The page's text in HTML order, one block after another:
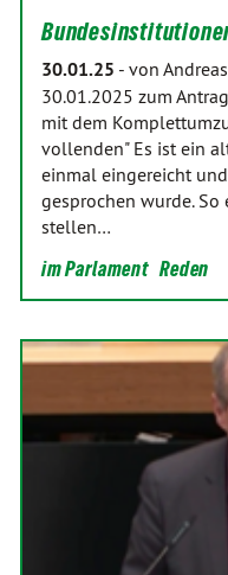
30.01.25 - von
30.01.2025 zum
mit dem
vollenden" Es ist ein
einmal eingereicht
gesprochen wurde.
stellen…
im Parlament Reden